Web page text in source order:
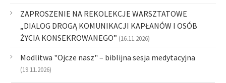
ZAPROSZENIE NA REKOLEKCJE WARSZTATOWE
„DIALOG DROGĄ KOMUNIKACJI KAPŁANÓW I OSÓB
ŻYCIA KONSEKROWANEGO” (16.11.2026)
Modlitwa "Ojcze nasz" – biblijna sesja medytacyjna
(19.11.2026)